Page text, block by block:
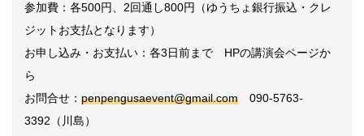
参加費：各500円、 2回通し800円（ゆうちょ銀行振込・クレ
ジットお支払となります）
お申し込み・お支払い：各3日前まで HPの講演会ページか
ら
お問合せ： penpengusaevent@gmail.com
090-5763-
3392 （川島）